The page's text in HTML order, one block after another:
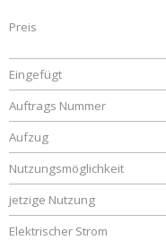
Preis
Eingefügt
Auftrags Nummer
Aufzug
Nutzungsmöglichkeit
jetzige Nutzung
Elektrischer Strom